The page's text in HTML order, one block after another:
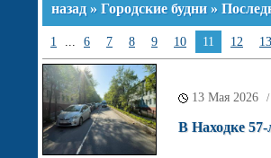
назад » Городские будни »
1 ... 6 7 8 9 10 11 12 13
13 Мая 2026 /
В Находке 57-